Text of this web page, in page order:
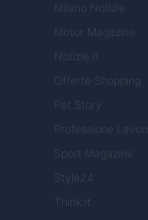
Milano Notizie
Motor Magazine
Notizie.it
Offerte Shopping
Pet Story
Professione Lavoro
Sport Magazine
Style24
Think.it